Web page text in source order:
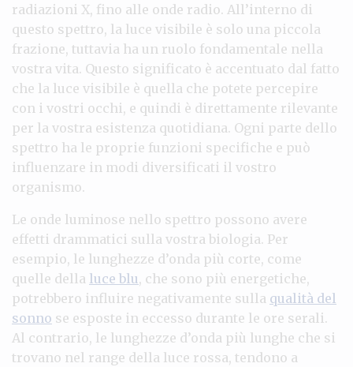
radiazioni X, fino alle onde radio. All’interno di
questo spettro, la luce visibile è solo una piccola
frazione, tuttavia ha un ruolo fondamentale nella
vostra vita. Questo significato è accentuato dal fatto
che la luce visibile è quella che potete percepire
con i vostri occhi, e quindi è direttamente rilevante
per la vostra esistenza quotidiana. Ogni parte dello
spettro ha le proprie funzioni specifiche e può
influenzare in modi diversificati il vostro
organismo.
Le onde luminose nello spettro possono avere
effetti drammatici sulla vostra biologia. Per
esempio, le lunghezze d’onda più corte, come
quelle della luce blu, che sono più energetiche,
potrebbero influire negativamente sulla qualità del
sonno se esposte in eccesso durante le ore serali.
Al contrario, le lunghezze d’onda più lunghe che si
trovano nel range della luce rossa, tendono a